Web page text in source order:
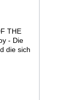
THE
- Die
die sich
von
x 23.